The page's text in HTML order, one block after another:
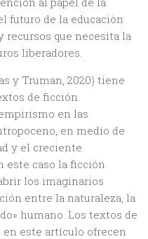
futuro de la educación
recursos que necesita la
liberadores.
y Truman, 2020) tiene
de ficción
en las
en medio de
y el creciente
este caso la ficción
los imaginarios
entre la naturaleza, la
humano. Los textos de
este artículo ofrecen